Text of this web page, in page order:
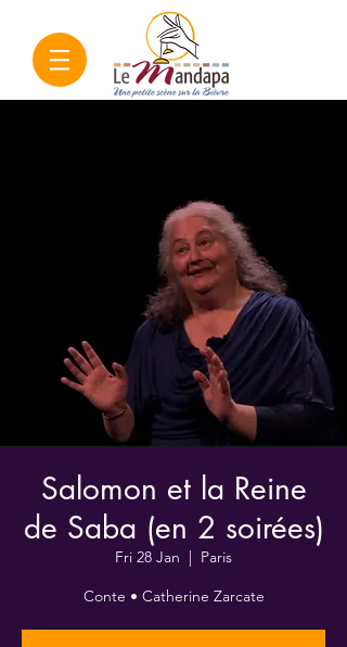
Salomon et la Reine
de Saba (en 2 soirées)
Fri 28 Jan
  |
Paris
Conte • Catherine Zarcate